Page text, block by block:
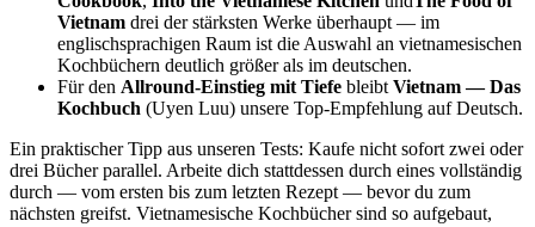
Vietnam drei der stärksten Werke überhaupt — im
englischsprachigen Raum ist die Auswahl an vietnamesischen
Kochbüchern deutlich größer als im deutschen.
Für den Allround-Einstieg mit Tiefe bleibt Vietnam — Das
Kochbuch (Uyen Luu) unsere Top-Empfehlung auf Deutsch.
Ein praktischer Tipp aus unseren Tests: Kaufe nicht sofort zwei oder
drei Bücher parallel. Arbeite dich stattdessen durch eines vollständig
durch — vom ersten bis zum letzten Rezept — bevor du zum
nächsten greifst. Vietnamesische Kochbücher sind so aufgebaut,